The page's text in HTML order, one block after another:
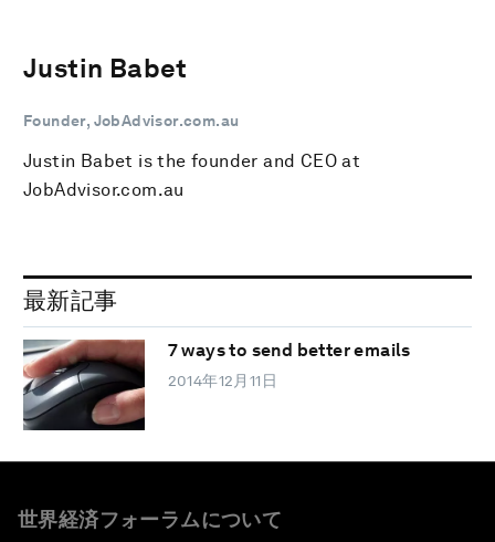
Justin Babet
Founder, JobAdvisor.com.au
Justin Babet is the founder and CEO at
JobAdvisor.com.au
最新記事
7 ways to send better emails
2014年12月11日
世界経済フォーラムについて